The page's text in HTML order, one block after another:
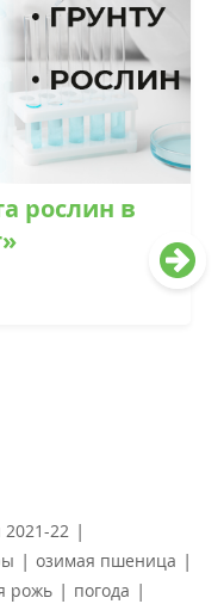
рослин в
2021-22 |
| озимая пшеница |
рожь | погода |